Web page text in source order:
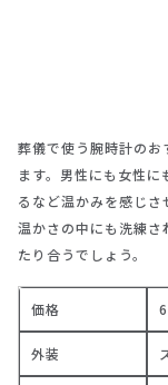
葬儀で使う腕時計のお
ます。男性にも女性
るなど温かみを感じさ
温かさの中にも洗練さ
たり合うでしょう。
価格
外装